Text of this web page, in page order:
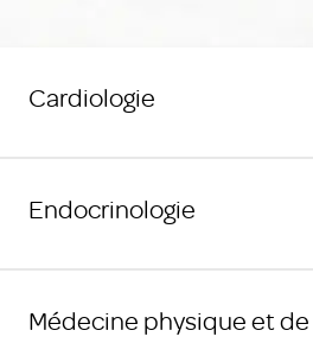
Cardiologie
Endocrinologie
Médecine physique et